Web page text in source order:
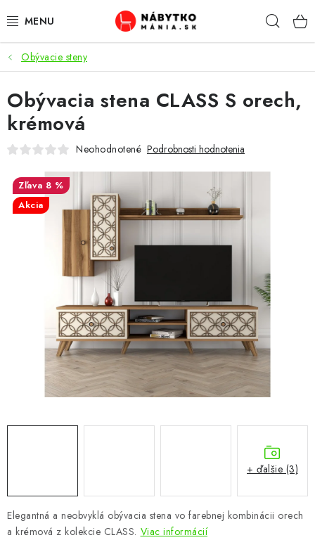
na
VÝPREDAJ
NOVINKY
OBÝVACIA IZBA
KUCHYŇA
SPÁĽŇA
PRACOVŇA / KANCELÁRIA
DETSKÉ A ŠTUDENTSKÉ
DOPLNKY A DEKORÁCIE
ZÁHRADA
Reklamácie a odstúpenie od zmluvy
Obývacie steny
Elegantná a neobvyklá obývacia stena vo farebnej kombinácii orech
a krémová z kolekcie CLASS. Viac informácií
Obývacia stena CLASS S orech,
krémová
Neohodnotené Podrobnosti hodnotenia
8 %
Akcia
+ ďalšie (3)